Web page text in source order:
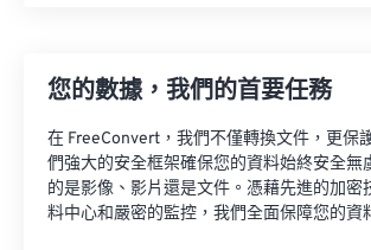
您的數據，我們的首要任務
在 FreeConvert，我們不僅轉換文件，更保
們強大的安全框架確保您的資料始終安全無
的是影像、影片還是文件。憑藉先進的加密
料中心和嚴密的監控，我們全面保障您的資